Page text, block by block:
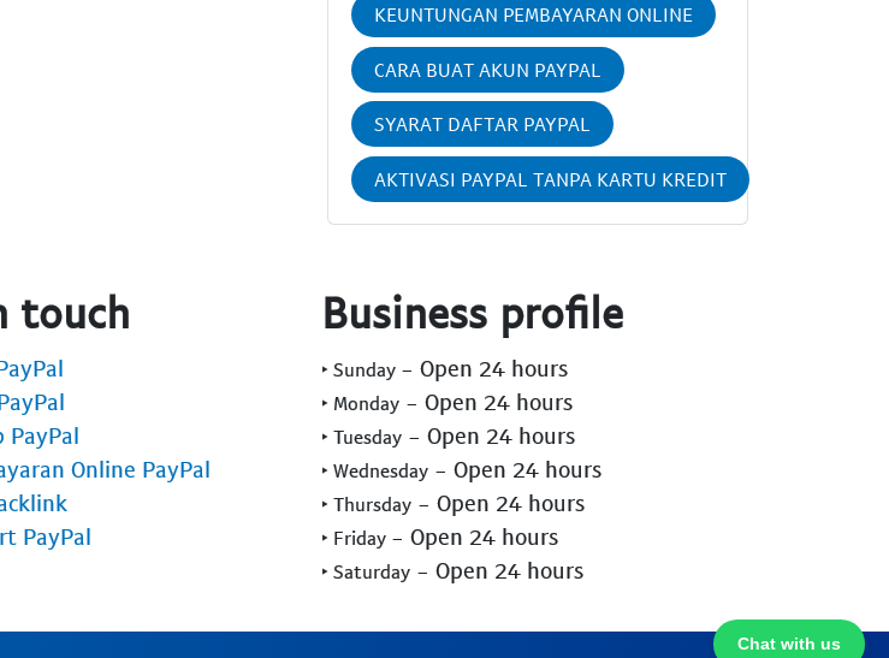
KEUNTUNGAN PEMBAYARAN ONLINE
CARA BUAT AKUN PAYPAL
SYARAT DAFTAR PAYPAL
AKTIVASI PAYPAL TANPA KARTU KREDIT
Chat with us
touch
PayPal
Online PayPal
PayPal
Business profile
‣ Sunday - Open 24 hours
‣ Monday - Open 24 hours
‣ Tuesday - Open 24 hours
‣ Wednesday - Open 24 hours
‣ Thursday - Open 24 hours
‣ Friday - Open 24 hours
‣ Saturday - Open 24 hours